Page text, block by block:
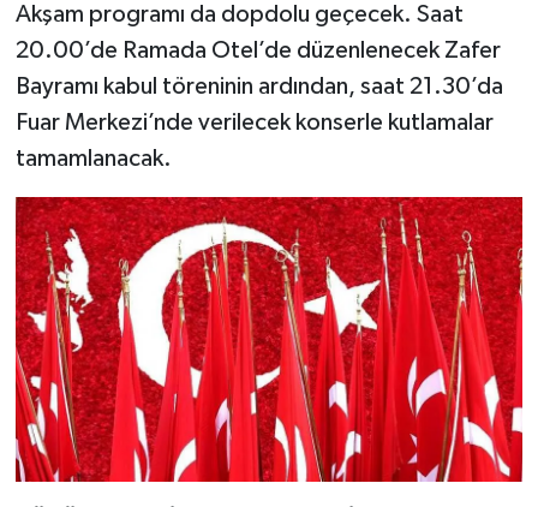
Akşam programı da dopdolu geçecek. Saat
20.00’de Ramada Otel’de düzenlenecek Zafer
Bayramı kabul töreninin ardından, saat 21.30’da
Fuar Merkezi’nde verilecek konserle kutlamalar
tamamlanacak.